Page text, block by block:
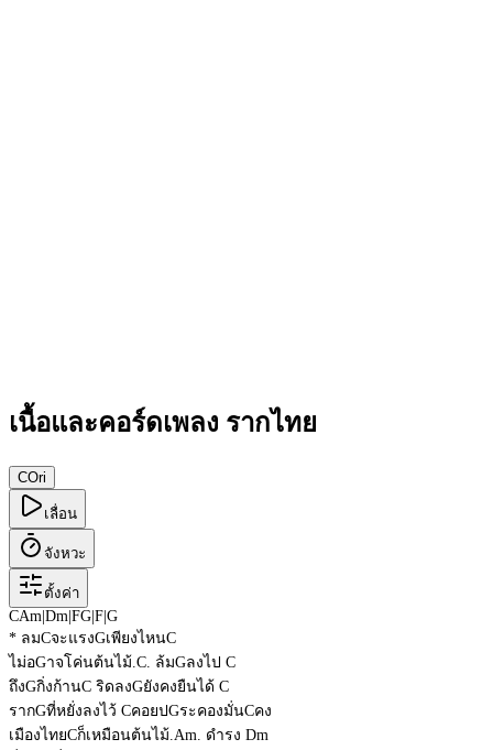
เนื้อและคอร์ดเพลง รากไทย
COri
เลื่อน
จังหวะ
ตั้งค่า
CAm Dm FG F G
* ลมCจะแรงGเพียงไหนC
ไม่อGาจโค่นต้นไม้.C. ล้มGลงไป C
ถึงGกิ่งก้านC ริดลงGยังคงยืนได้ C
รากGที่หยั่งลงไว้ CคอยปGระคองมั่นCคง
เมืองไทยCก็เหมือนต้นไม้.Am. ดำรง Dm